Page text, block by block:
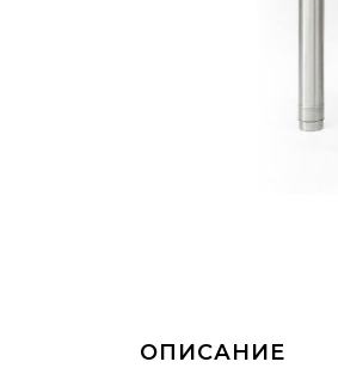
ОПИСАНИЕ